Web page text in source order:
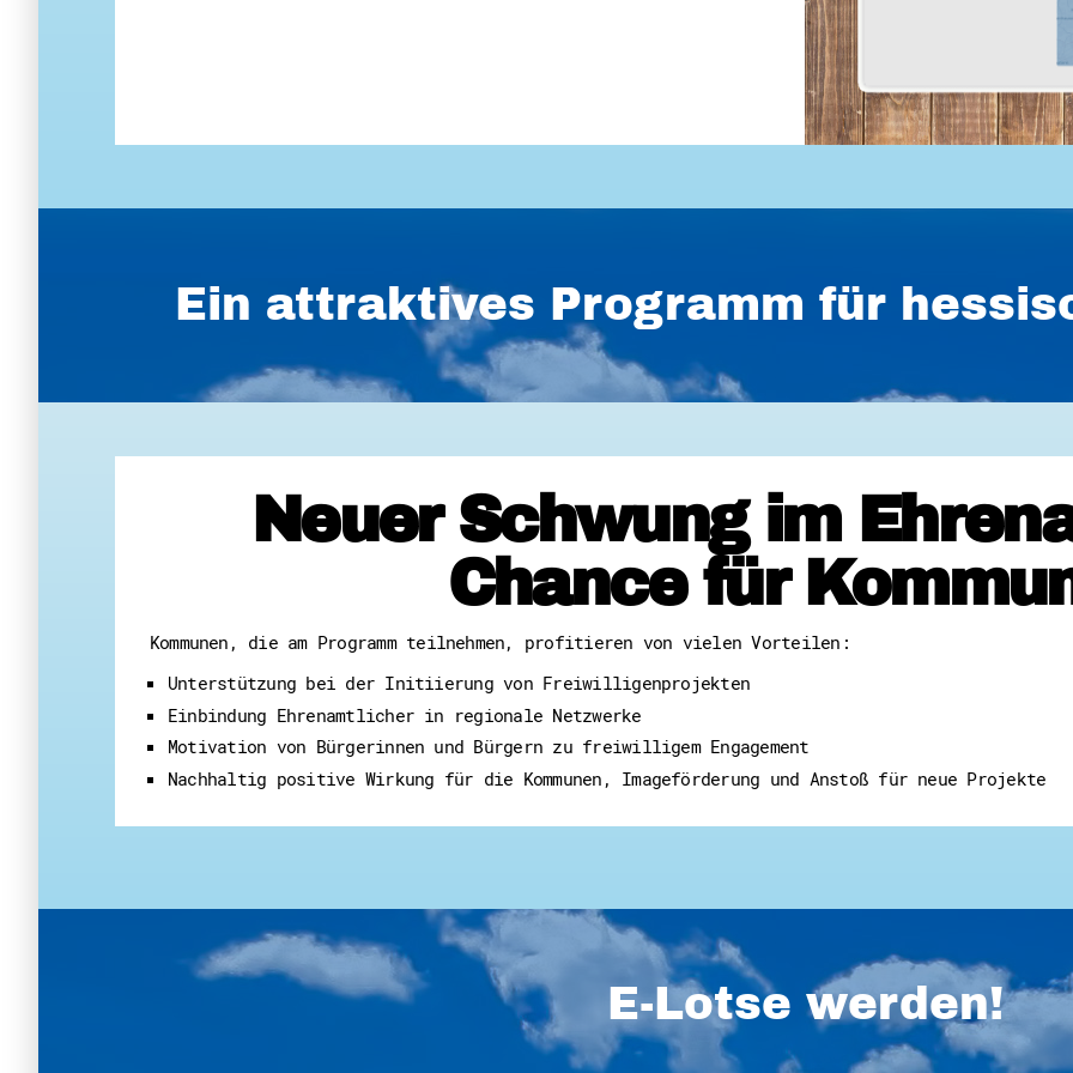
Ein attraktives Programm für
Neuer Schwung im
Chance für
Kommunen, die am Programm teilnehmen, profitieren von vielen Vorteilen:
Unterstützung bei der Initiierung von Freiwilligenprojekten
Einbindung Ehrenamtlicher in regionale Netzwerke
Motivation von Bürgerinnen und Bürgern zu freiwilligem Engagement
Nachhaltig positive Wirkung für die Kommunen, Imageförderung und Anstoß für neue Projekte
E-Lotse werden!